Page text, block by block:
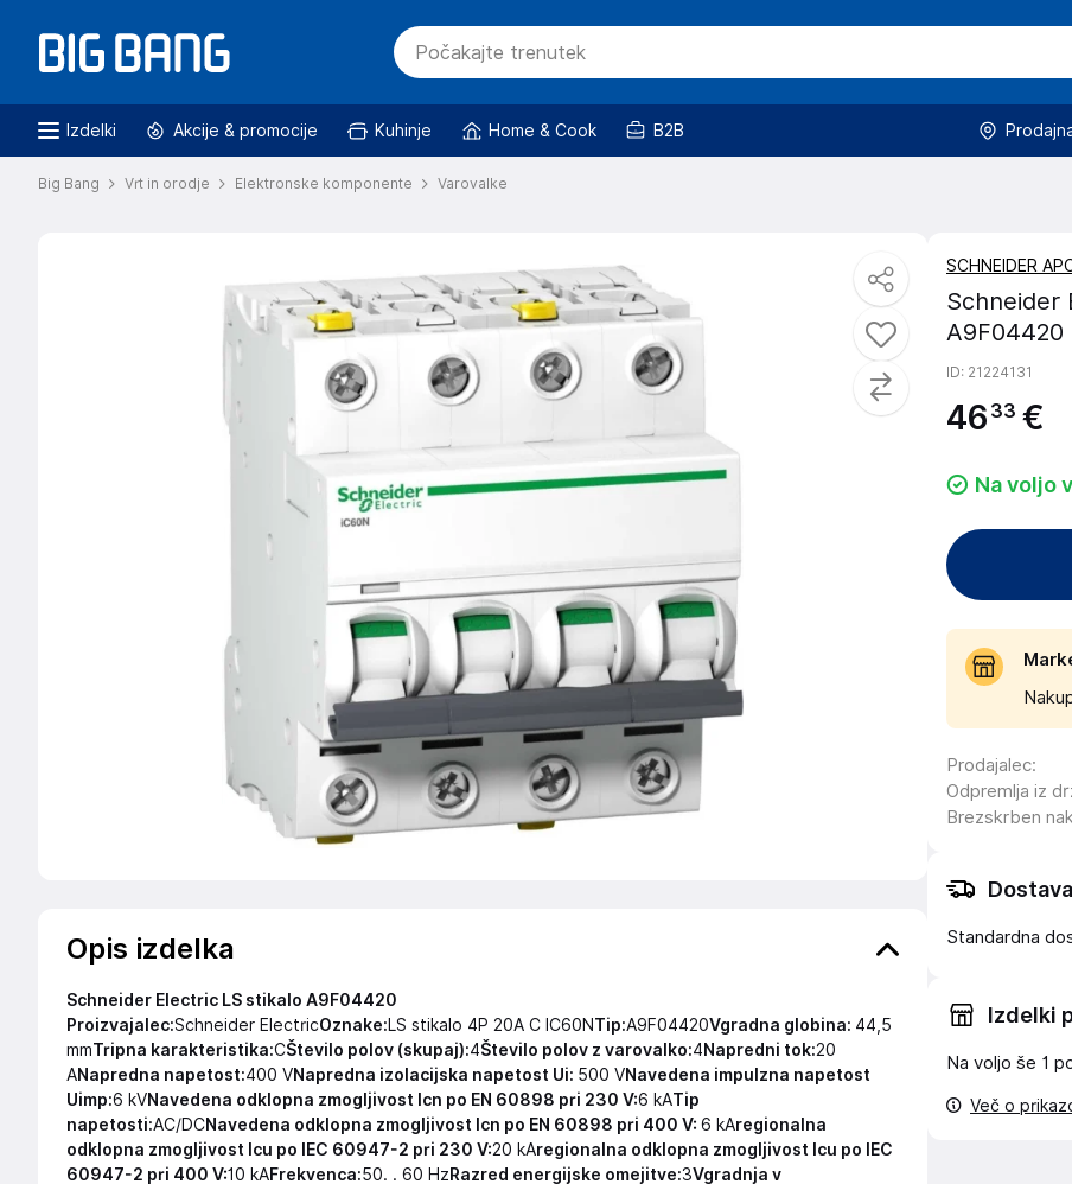
Izdelki Akcije & promocije Kuhinje Home & Cook B2B
Big Bang Vrt in orodje Elektronske komponente Varovalke
Opis izdelka
Schneider Electric LS stikalo A9F04420
Proizvajalec:Schneider ElectricOznake:LS stikalo 4P 20A C IC60NTip:A9F04420Vgradna globina: 44,5
mmTripna karakteristika:CŠtevilo polov (skupaj):4Število polov z varovalko:4Napredni tok:20
ANapredna napetost:400 VNapredna izolacijska napetost Ui: 500 VNavedena impulzna napetost
Uimp:6 kVNavedena odklopna zmogljivost Icn po EN 60898 pri 230 V:6 kATip
napetosti:AC/DCNavedena odklopna zmogljivost Icn po EN 60898 pri 400 V: 6 kAregionalna
odklopna zmogljivost Icu po IEC 60947-2 pri 230 V:20 kAregionalna odklopna zmogljivost Icu po IEC
60947-2 pri 400 V:10 kAFrekvenca:50. . 60 HzRazred energijske omejitve:3Vgradnja v
SCHNEIDER
Schneider
A9F04420
ID: 21224131
46 33 €
Na voljo
Prodajalec:
Odpremlja iz
Brezskrben
Dostava
Standardna
Izdelki
Na voljo še 1
Več o